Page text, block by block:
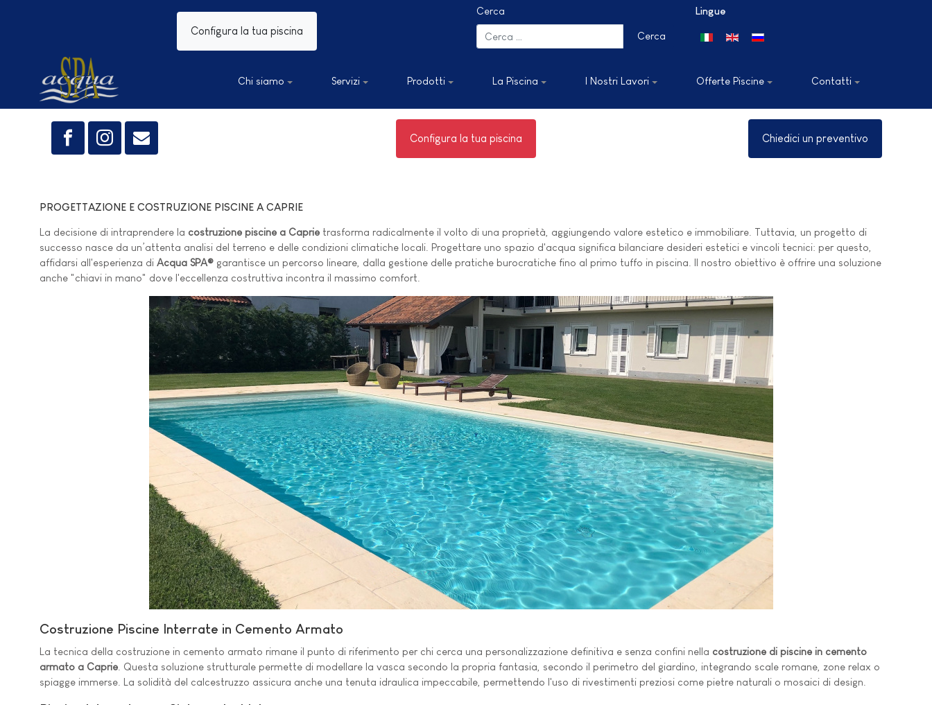
Configura la tua piscina
Cerca
Cerca
Lingue
Seleziona la tua lingua
Chi siamo Servizi Prodotti La Piscina I Nostri Lavori Offerte Piscine Contatti
Configura la tua piscina Chiedici un preventivo
PROGETTAZIONE E COSTRUZIONE PISCINE A CAPRIE
La decisione di intraprendere la costruzione piscine a Caprie trasforma radicalmente il volto di una proprietà, aggiungendo valore estetico e immobiliare. Tuttavia, un progetto di
successo nasce da un’attenta analisi del terreno e delle condizioni climatiche locali. Progettare uno spazio d'acqua significa bilanciare desideri estetici e vincoli tecnici: per questo,
affidarsi all'esperienza di Acqua SPA® garantisce un percorso lineare, dalla gestione delle pratiche burocratiche fino al primo tuffo in piscina. Il nostro obiettivo è offrire una soluzione
anche "chiavi in mano" dove l'eccellenza costruttiva incontra il massimo comfort.
Costruzione Piscine Interrate in Cemento Armato
La tecnica della costruzione in cemento armato rimane il punto di riferimento per chi cerca una personalizzazione definitiva e senza confini nella costruzione di piscine in cemento
armato a Caprie . Questa soluzione strutturale permette di modellare la vasca secondo la propria fantasia, secondo il perimetro del giardino, integrando scale romane, zone relax o
spiagge immerse. La solidità del calcestruzzo assicura anche una tenuta idraulica impeccabile, permettendo l'uso di rivestimenti preziosi come pietre naturali o mosaici di design.